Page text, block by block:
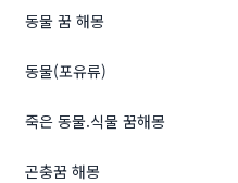
동물 꿈 해몽
동물(포유류)
죽은 동물.식물 꿈해몽
곤충꿈 해몽